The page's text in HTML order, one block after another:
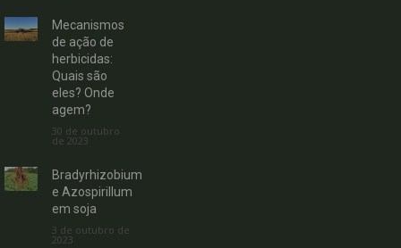
Mecanismos
de ação de
herbicidas:
Quais são
eles? Onde
agem?
30 de outubro
de 2023
Bradyrhizobium
e Azospirillum
em soja
3 de outubro de
2023